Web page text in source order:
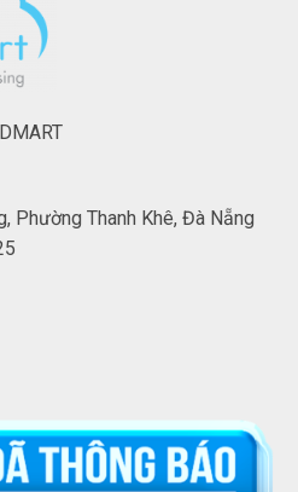
Phường Thanh Khê, Đà Nẵng